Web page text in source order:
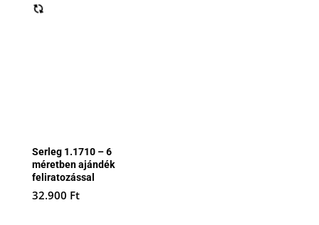
Serleg 1.1710 – 6
méretben ajándék
feliratozással
32.900 Ft